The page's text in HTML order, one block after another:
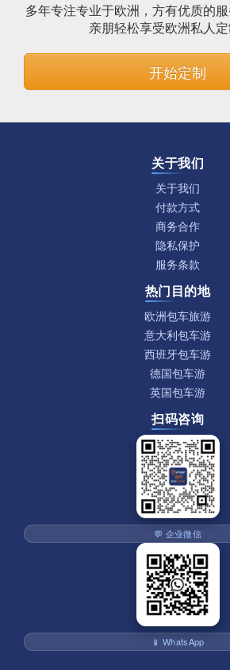
多年专注专业于欧洲，方有优质的
亲朋轻松享受欧洲私人定
开始定制
关于我们
关于我们
付款方式
商务合作
隐私保护
服务条款
热门目的地
欧洲包车旅游
意大利包车游
西班牙包车游
德国包车游
英国包车游
扫码咨询
💬 企业微信
📱 WhatsApp